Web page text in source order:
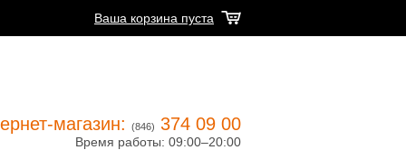
Ваша корзина пуста
магазин: (846) 374 09 00
Время работы: 09:00–20:00